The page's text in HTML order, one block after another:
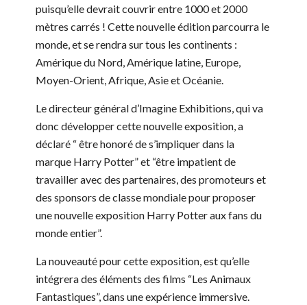
puisqu’elle devrait couvrir entre 1000 et 2000
mètres carrés ! Cette nouvelle édition parcourra le
monde, et se rendra sur tous les continents :
Amérique du Nord, Amérique latine, Europe,
Moyen-Orient, Afrique, Asie et Océanie.
Le directeur général d’Imagine Exhibitions, qui va
donc développer cette nouvelle exposition, a
déclaré “ être honoré de s’impliquer dans la
marque Harry Potter” et “être impatient de
travailler avec des partenaires, des promoteurs et
des sponsors de classe mondiale pour proposer
une nouvelle exposition Harry Potter aux fans du
monde entier”.
La nouveauté pour cette exposition, est qu’elle
intégrera des éléments des films “Les Animaux
Fantastiques”, dans une expérience immersive.